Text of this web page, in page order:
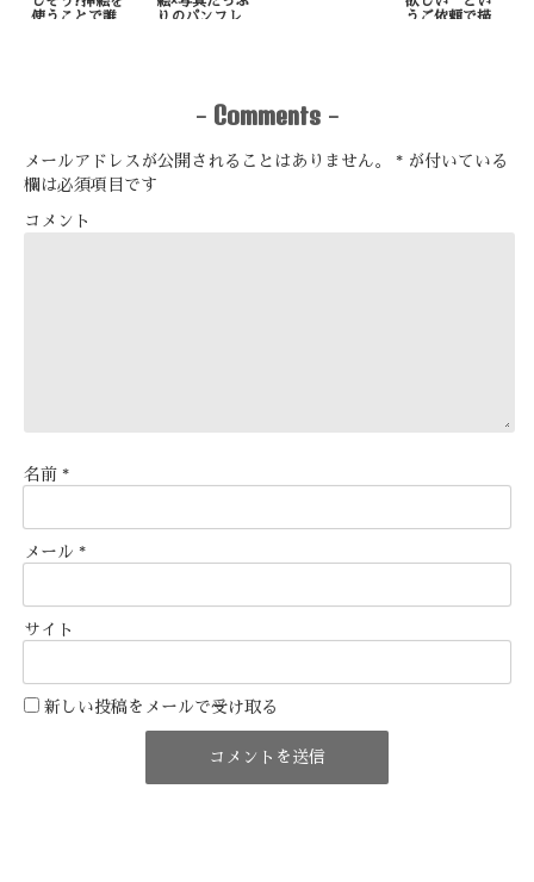
使うことで誰
りのパンフレ
うご依頼で描
- Comments -
メールアドレスが公開されることはありません。 * が付いている
欄は必須項目です
コメント
名前 *
メール *
サイト
新しい投稿をメールで受け取る